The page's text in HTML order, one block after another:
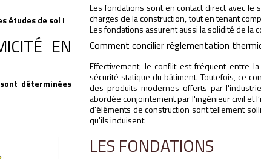
études de sol !
EN
déterminées
Les fondations sont en contact direct avec le
charges de la construction, tout en tenant
Les fondations assurent aussi la solidité de la
Comment concilier réglementation
Effectivement, le conflit est fréquent entre
sécurité statique du bâtiment. Toutefois, ce
des produits modernes offerts par
abordée conjointement par l'ingénieur civil et
d'éléments de construction sont tellement
qu'ils induisent.
LES FONDATIONS